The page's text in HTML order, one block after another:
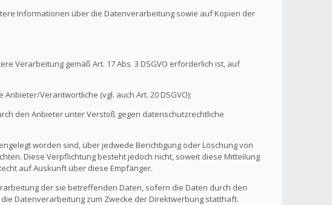
Informationen über die Datenverarbeitung sowie auf Kopien der
Verarbeitung gemäß Art. 17 Abs. 3 DSGVO erforderlich ist, auf
Verantwortliche (vgl. auch Art. 20 DSGVO);
den Anbieter unter Verstoß gegen datenschutzrechtliche
worden sind, über jedwede Berichtigung oder Löschung von
Diese Verpflichtung besteht jedoch nicht, soweit diese Mitteilung
auf Auskunft über diese Empfänger.
der sie betreffenden Daten, sofern die Daten durch den
Datenverarbeitung zum Zwecke der Direktwerbung statthaft.